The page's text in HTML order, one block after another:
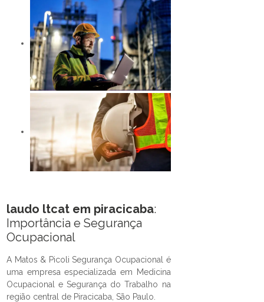
laudo ltcat em piracicaba:
Importância e Segurança
Ocupacional
A Matos & Picoli Segurança Ocupacional é
uma empresa especializada em Medicina
Ocupacional e Segurança do Trabalho na
região central de Piracicaba, São Paulo.